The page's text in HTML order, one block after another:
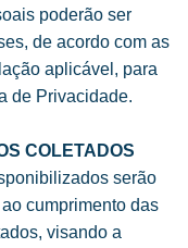
poderão ser
de acordo com as
aplicável, para
de Privacidade.
COLETADOS
serão
cumprimento das
visando a